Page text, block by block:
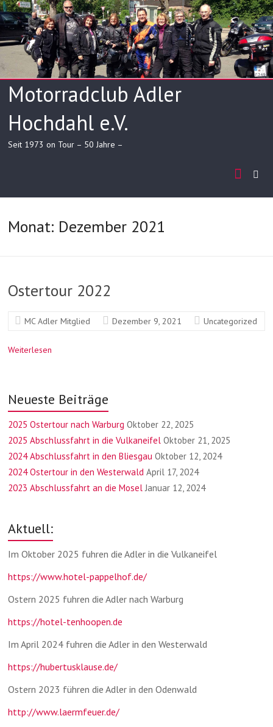
Skip
to
content
Motorradclub Adler
Hochdahl e.V.
Seit 1973 on Tour – 50 Jahre –
Monat: Dezember 2021
Ostertour 2022
MC Adler Mitglied Dezember 9, 2021 Uncategorized
Weiterlesen
Neueste Beiträge
2025 Ostertour nach Warburg Oktober 22, 2025
2025 Abschlussfahrt in die Vulkaneifel Oktober 21, 2025
2024 Abschlussfahrt in den Bliesgau Oktober 12, 2024
2024 Ostertour in den Westerwald April 17, 2024
2023 Abschlussfahrt an die Mosel Januar 12, 2024
Aktuell:
Im Oktober 2025 fuhren die Adler in die Vulkaneifel
https://www.hotel-pappelhof.de/
Ostern 2025 fuhren die Adler nach Warburg
https://hotel-tenhoopen.de
Im April 2024 fuhren die Adler in den Westerwald
https://hubertusklause.de/
Ostern 2023 führen die Adler in den Odenwald
http://www.laermfeuer.de/